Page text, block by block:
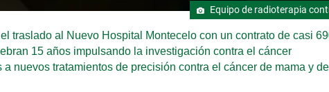
Equipo de radioterapia
traslado al Nuevo Hospital Montecelo con un contrato de casi
15 años impulsando la investigación contra el cáncer
nuevos tratamientos de precisión contra el cáncer de mama y